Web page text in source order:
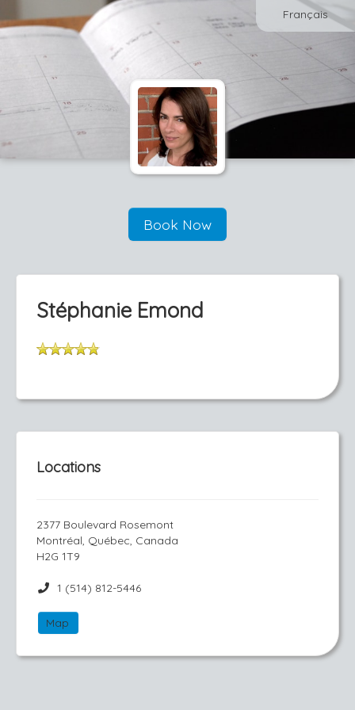
Français
Book Now
Stéphanie Emond
Locations
2377 Boulevard Rosemont
Montréal, Québec, Canada
H2G 1T9
1 (514) 812-5446
Map